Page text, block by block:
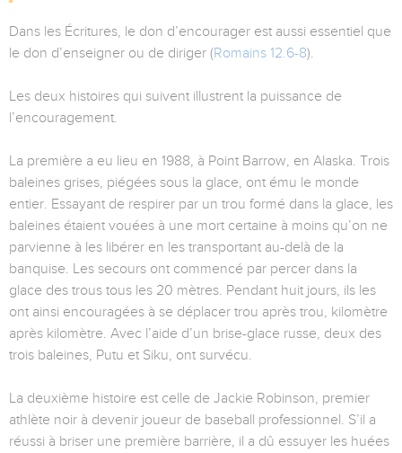
Dans les Écritures, le don d’encourager est aussi essentiel que
le don d’enseigner ou de diriger (Romains 12.6-8).
Les deux histoires qui suivent illustrent la puissance de
l’encouragement.
La première a eu lieu en 1988, à Point Barrow, en Alaska. Trois
baleines grises, piégées sous la glace, ont ému le monde
entier. Essayant de respirer par un trou formé dans la glace, les
baleines étaient vouées à une mort certaine à moins qu’on ne
parvienne à les libérer en les transportant au-delà de la
banquise. Les secours ont commencé par percer dans la
glace des trous tous les 20 mètres. Pendant huit jours, ils les
ont ainsi encouragées à se déplacer trou après trou, kilomètre
après kilomètre. Avec l’aide d’un brise-glace russe, deux des
trois baleines, Putu et Siku, ont survécu.
La deuxième histoire est celle de Jackie Robinson, premier
athlète noir à devenir joueur de baseball professionnel. S’il a
réussi à briser une première barrière, il a dû essuyer les huées